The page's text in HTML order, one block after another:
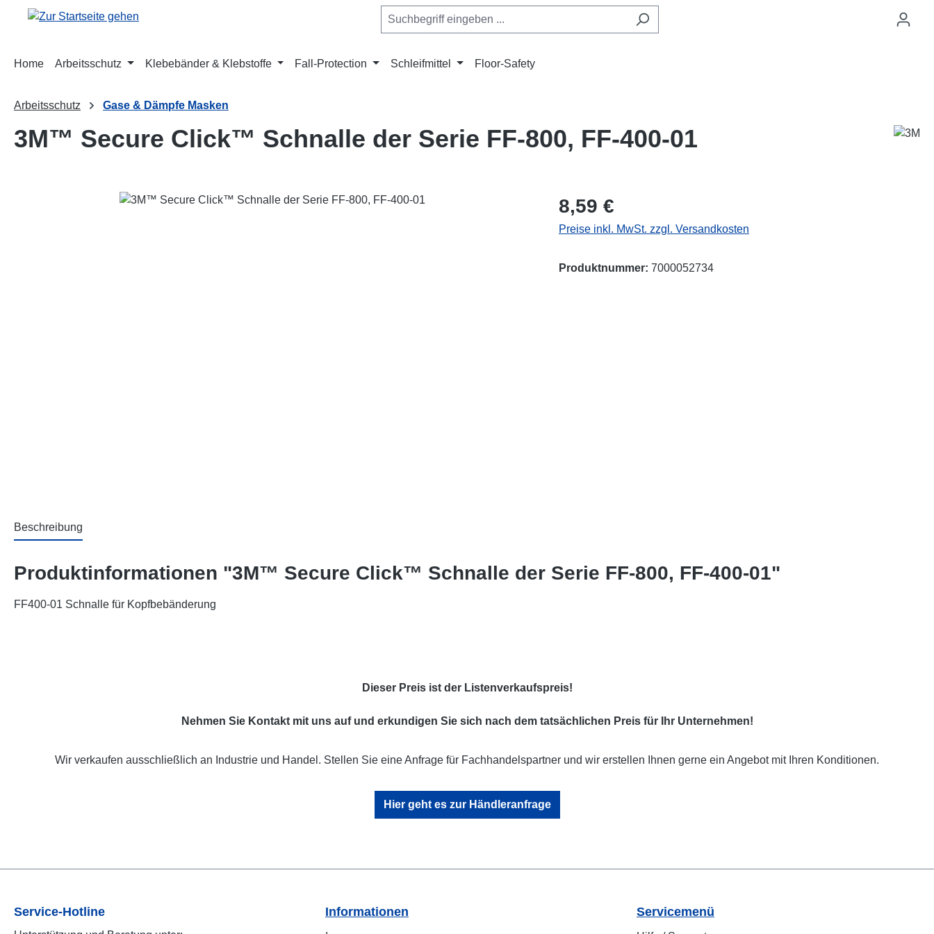
Hauptinhalt springen
Zur Suche springen
Zur Hauptnavigation springen
Home Arbeitsschutz Klebebänder & Klebstoffe Fall-Protection Schleifmittel Floor-Safety
Arbeitsschutz Gase & Dämpfe Masken
3M™ Secure Click™ Schnalle der Serie FF-800, FF-400-01
Bildergalerie überspringen Regulärer Preis:
8,59 €
Preise inkl. MwSt. zzgl. Versandkosten
Produktnummer: 7000052734
Beschreibung
Produktinformationen "3M™ Secure Click™ Schnalle der Serie FF-800, FF-400-01"
FF400-01 Schnalle für Kopfbebänderung
Dieser Preis ist der Listenverkaufspreis!
Nehmen Sie Kontakt mit uns auf und erkundigen Sie sich nach dem tatsächlichen Preis für Ihr Unternehmen!
Wir verkaufen ausschließlich an Industrie und Handel. Stellen Sie eine Anfrage für Fachhandelspartner und wir erstellen Ihnen gerne ein Angebot mit Ihren Konditionen.
Hier geht es zur Händleranfrage
Service-Hotline Informationen Servicemenü